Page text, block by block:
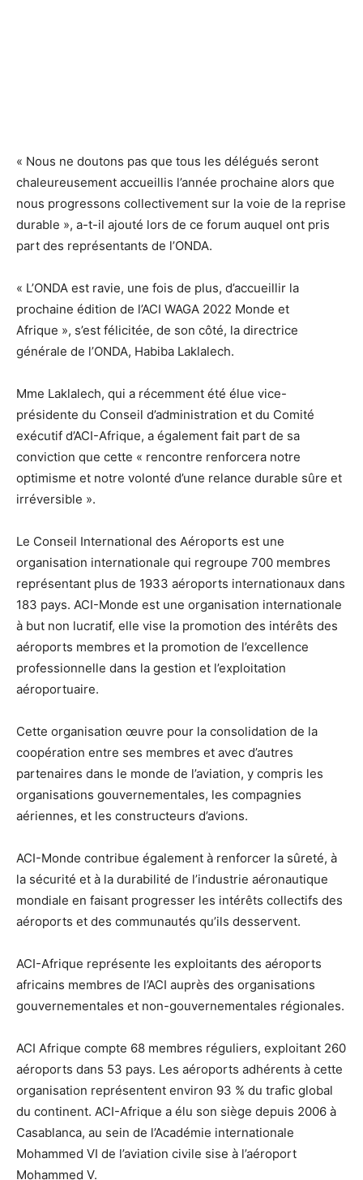
« Nous ne doutons pas que tous les délégués seront
chaleureusement accueillis l’année prochaine alors que
nous progressons collectivement sur la voie de la reprise
durable », a-t-il ajouté lors de ce forum auquel ont pris
part des représentants de l’ONDA.
« L’ONDA est ravie, une fois de plus, d’accueillir la
prochaine édition de l’ACI WAGA 2022 Monde et
Afrique », s’est félicitée, de son côté, la directrice
générale de l’ONDA, Habiba Laklalech.
Mme Laklalech, qui a récemment été élue vice-
présidente du Conseil d’administration et du Comité
exécutif d’ACI-Afrique, a également fait part de sa
conviction que cette « rencontre renforcera notre
optimisme et notre volonté d’une relance durable sûre et
irréversible ».
Le Conseil International des Aéroports est une
organisation internationale qui regroupe 700 membres
représentant plus de 1933 aéroports internationaux dans
183 pays. ACI-Monde est une organisation internationale
à but non lucratif, elle vise la promotion des intérêts des
aéroports membres et la promotion de l’excellence
professionnelle dans la gestion et l’exploitation
aéroportuaire.
Cette organisation œuvre pour la consolidation de la
coopération entre ses membres et avec d’autres
partenaires dans le monde de l’aviation, y compris les
organisations gouvernementales, les compagnies
aériennes, et les constructeurs d’avions.
ACI-Monde contribue également à renforcer la sûreté, à
la sécurité et à la durabilité de l’industrie aéronautique
mondiale en faisant progresser les intérêts collectifs des
aéroports et des communautés qu’ils desservent.
ACI-Afrique représente les exploitants des aéroports
africains membres de l’ACI auprès des organisations
gouvernementales et non-gouvernementales régionales.
ACI Afrique compte 68 membres réguliers, exploitant 260
aéroports dans 53 pays. Les aéroports adhérents à cette
organisation représentent environ 93 % du trafic global
du continent. ACI-Afrique a élu son siège depuis 2006 à
Casablanca, au sein de l’Académie internationale
Mohammed VI de l’aviation civile sise à l’aéroport
Mohammed V.